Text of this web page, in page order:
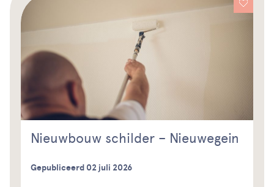
Nieuwbouw schilder – Nieuwegein
Gepubliceerd 02 juli 2026